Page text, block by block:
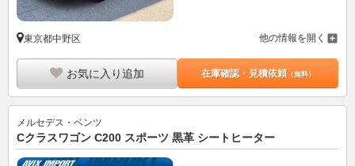
東京都中野区 他の情報を開く
お気に入り追加 在庫確認・見積依頼（無料）
メルセデス・ベンツ
Cクラスワゴン C200 スポーツ 黒革 シートヒーター